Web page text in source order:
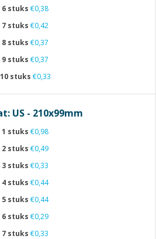
6 stuks €0,38
7 stuks €0,42
8 stuks €0,37
9 stuks €0,37
10 stuks €0,33
US - 210x99mm
1 stuks €0,98
2 stuks €0,49
3 stuks €0,33
4 stuks €0,44
5 stuks €0,44
6 stuks €0,29
7 stuks €0,33